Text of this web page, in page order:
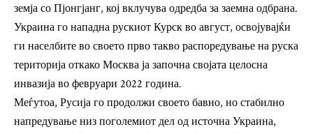
земја со Пјонгјанг, кој вклучува одредба за заемна одбрана.
Украина го нападна рускиот Курск во август, освојувајќи
ги населбите во своето прво такво распоредување на руска
територија откако Москва ја започна својата целосна
инвазија во февруари 2022 година.
Меѓутоа, Русија го продолжи своето бавно, но стабилно
напредување низ поголемиот дел од источна Украина,